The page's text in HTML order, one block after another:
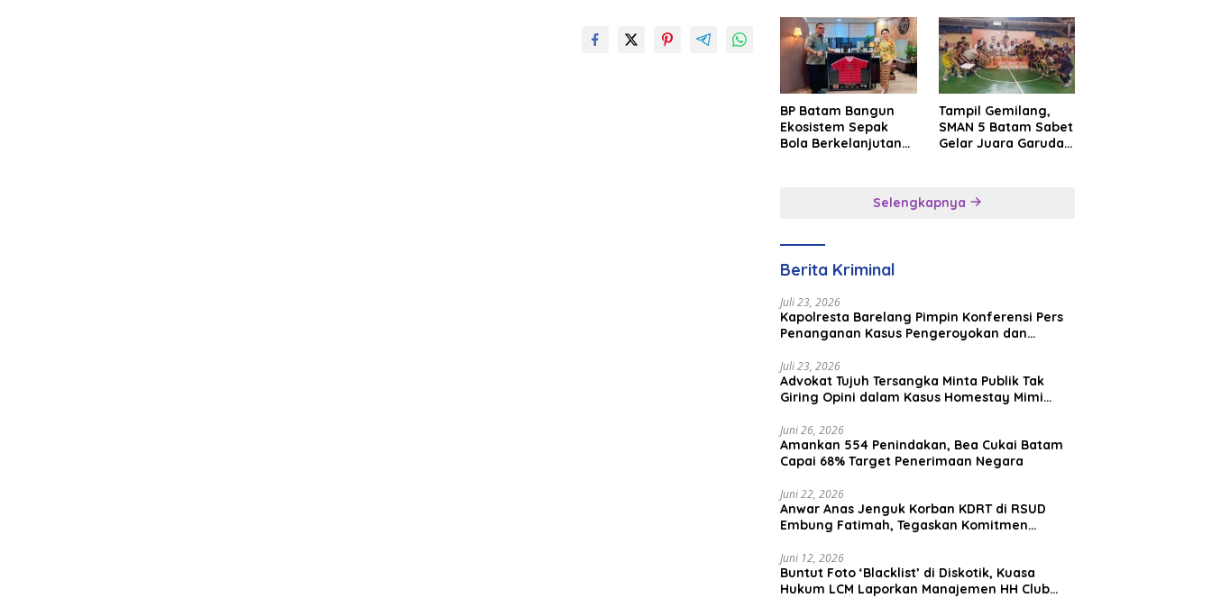
Grassroot Football
Festival 2026
Internasional
BP Batam Bangun
Ekosistem Sepak
Bola Berkelanjutan
Tampil Gemilang,
SMAN 5 Batam Sabet
Gelar Juara Garuda
Selengkapnya
Berita Kriminal
Juli 23, 2026
Kapolresta Barelang Pimpin Konferensi Pers
Penanganan Kasus Pengeroyokan dan
Juli 23, 2026
Advokat Tujuh Tersangka Minta Publik Tak
Giring Opini dalam Kasus Homestay Mimi
Juni 26, 2026
Amankan 554 Penindakan, Bea Cukai Batam
Capai 68% Target Penerimaan Negara
Juni 22, 2026
Anwar Anas Jenguk Korban KDRT di RSUD
Embung Fatimah, Tegaskan Komitmen
Juni 12, 2026
Buntut Foto ‘Blacklist’ di Diskotik, Kuasa
Hukum LCM Laporkan Manajemen HH Club